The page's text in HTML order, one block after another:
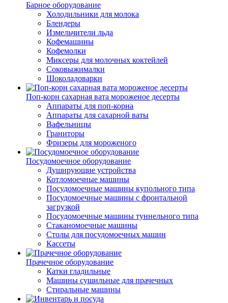
Барное оборудование
Холодильники для молока
Блендеры
Измельчители льда
Кофемашины
Кофемолки
Миксеры для молочных коктейлей
Соковыжималки
Шоколадоварки
Поп-корн сахарная вата мороженое десерты
Аппараты для поп-корна
Аппараты для сахарной ваты
Вафельницы
Граниторы
Фризеры для мороженого
Посудомоечное оборудование
Душирующие устройства
Котломоечные машины
Посудомоечные машины купольного типа
Посудомоечные машины с фронтальной
загрузкой
Посудомоечные машины туннельного типа
Стаканомоечные машины
Столы для посудомоечных машин
Кассеты
Прачечное оборудование
Катки гладильные
Машины сушильные для прачечных
Стиральные машины